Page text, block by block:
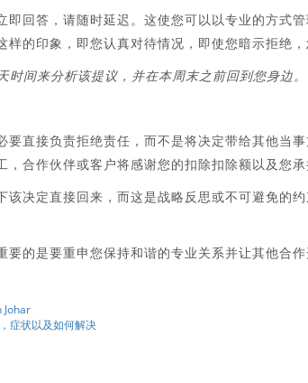
即回答，请随时延迟。这使您可以以专业的方式
样的印象，即您认真对待情况，即使您暗示拒绝，
时间来分析该提议，并在本周末之前回到您身边
要直接负责拒绝责任，而不是将决定带给其他当
，合作伙伴或客户将感谢您的扣除扣除额以及您承
该决定直接回来，而这是战略反思或不可避免的
要的是要重申您保持和谐的专业关系并让其他合
Johar
症状以及如何解决